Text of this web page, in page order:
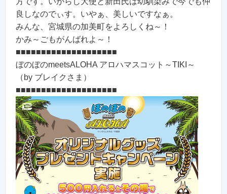
良しなのでぃす。いやぁ、美しいですなぁ。
みんな、宮城県の加美町をよろしくね～！
かみ～ごもがんばれよ～！
■■■■■■■■■■■■■■■■■■■■
ぼのぼのmeetsALOHA アロハマスコット～TIKI～
（by ブレイクさま）
■■■■■■■■■■■■■■■■■■■■